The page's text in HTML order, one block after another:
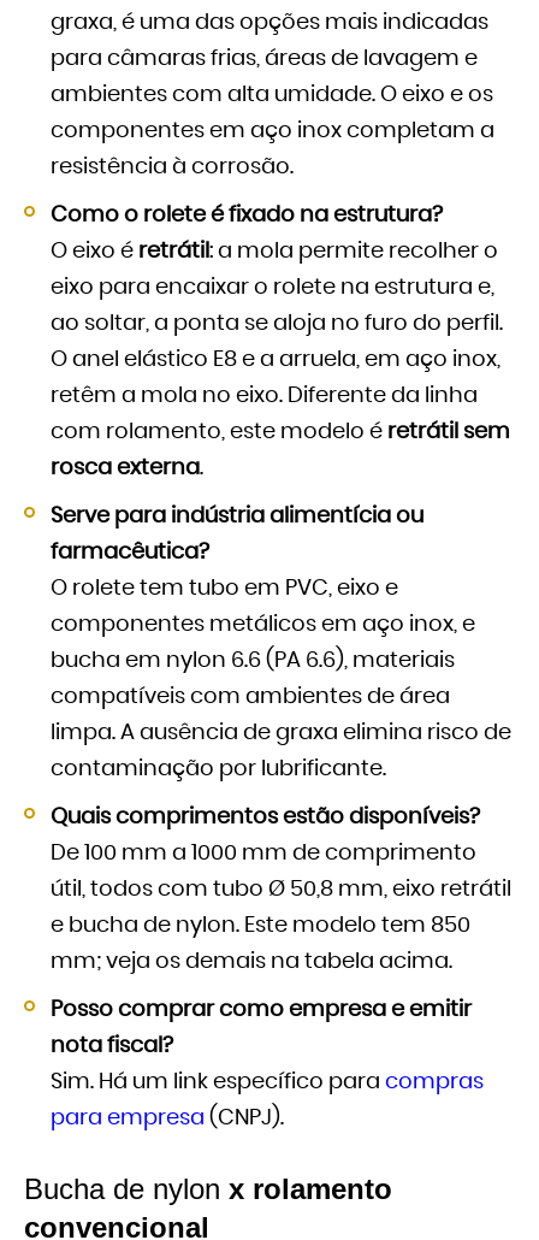
graxa, é uma das opções mais indicadas
para câmaras frias, áreas de lavagem e
ambientes com alta umidade. O eixo e os
componentes em aço inox completam a
resistência à corrosão.
Como o rolete é fixado na estrutura?
O eixo é retrátil : a mola permite recolher o
eixo para encaixar o rolete na estrutura e,
ao soltar, a ponta se aloja no furo do perfil.
O anel elástico E8 e a arruela, em aço inox,
retêm a mola no eixo. Diferente da linha
com rolamento, este modelo é retrátil sem
rosca externa.
Serve para indústria alimentícia ou
farmacêutica?
O rolete tem tubo em PVC, eixo e
componentes metálicos em aço inox, e
bucha em nylon 6.6 (PA 6.6), materiais
compatíveis com ambientes de área
limpa. A ausência de graxa elimina risco de
contaminação por lubrificante.
Quais comprimentos estão disponíveis?
De 100 mm a 1000 mm de comprimento
útil, todos com tubo Ø 50,8 mm, eixo retrátil
e bucha de nylon. Este modelo tem 850
mm; veja os demais na tabela acima.
Posso comprar como empresa e emitir
nota fiscal?
Sim. Há um link específico para compras
para empresa (CNPJ).
Bucha de nylon x rolamento
convencional